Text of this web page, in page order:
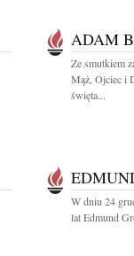
ADAM
Ze smutkiem
Mąż, Ojciec i
święta...
W dniu 24
lat Edmund